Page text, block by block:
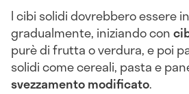
I cibi solidi dovrebbero essere
gradualmente, iniziando con
purè di frutta o verdura, e poi
solidi come cereali, pasta e
svezzamento modificato.